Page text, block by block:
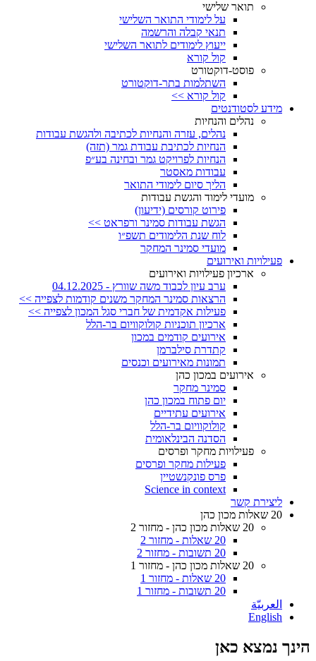
תואר שלישי
על לימודי התואר השלישי
תנאי קבלה והרשמה
ייעוץ לימודים לתואר השלישי
קול קורא
פוסט-דוקטורט
השתלמות בתר-דוקטורט
קול קורא >>
מידע לסטודנטים
נהלים והנחיות
נהלים, עזרה והנחיות לכתיבה ולהגשת עבודות
הנחיות לכתיבת עבודת גמר (תזה)
הנחיות לפרויקט גמר ובחינה בע״פ
עבודות מאסטר
הליך סיום לימודי התואר
מועדי לימוד והגשת עבודות
פירוט קורסים (ידיעון)
הגשת עבודות סמינר ורפראט >>
לוח שנת הלימודים תשפ״ו
מועדי סמינר המחקר
פעילויות ואירועים
ארכיון פעילויות ואירועים
ערב עיון לכבוד משה שוורץ - 04.12.2025
הרצאות סמינר המחקר משנים קודמות לצפייה >>
פעילות אקדמית של חברי סגל המכון לצפייה >>
ארכיון תוכניות קולוקוויום בר-הלל
אירועים קודמים במכון
קתדרת סילברמן
תמונות מאירועים וכנסים
אירועים במכון כהן
סמינר מחקר
יום פתוח במכון כהן
אירועים עתידיים
קולוקוויום בר-הלל
הסדנה הבינלאומית
פעילויות מחקר ופרסים
פעילות מחקר ופרסים
פרס פונקנשטיין
Science in context
ליצירת קשר
20 שאלות מכון כהן
20 שאלות מכון כהן - מחזור 2
20 שאלות - מחזור 2
20 תשובות - מחזור 2
20 שאלות מכון כהן - מחזור 1
20 שאלות - מחזור 1
20 תשובות - מחזור 1
العربيّة
English
הינך נמצא כאן